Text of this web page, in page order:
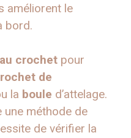
améliorent le
bord.
crochet pour
de
la boule d’attelage.
une méthode de
de vérifier la